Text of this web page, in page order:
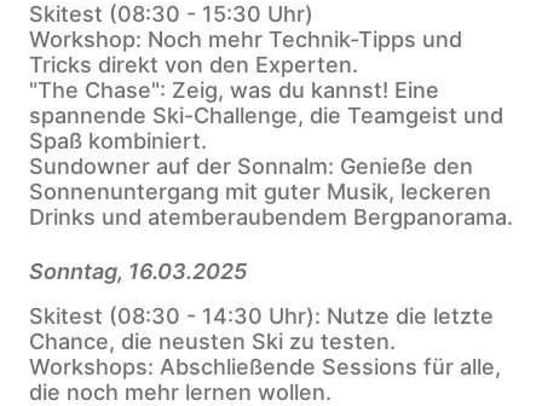
Skitest (08:30 - 15:30 Uhr)
Workshop: Noch mehr Technik-Tipps und
Tricks direkt von den Experten.
"The Chase": Zeig, was du kannst! Eine
spannende Ski-Challenge, die Teamgeist und
Spaß kombiniert.
Sundowner auf der Sonnalm: Genieße den
Sonnenuntergang mit guter Musik, leckeren
Drinks und atemberaubendem Bergpanorama.
Sonntag, 16.03.2025
Skitest (08:30 - 14:30 Uhr): Nutze die letzte
Chance, die neusten Ski zu testen.
Workshops: Abschließende Sessions für alle,
die noch mehr lernen wollen.